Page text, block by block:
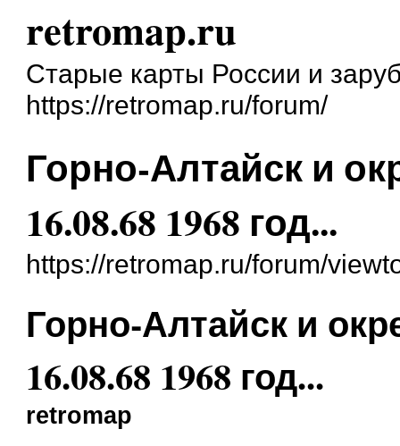
retromap.ru
Старые карты России и
https://retromap.ru/forum/
Горно-Алтайск и
16.08.68 1968 год...
https://retromap.ru/forum/
Горно-Алтайск и
16.08.68 1968 год...
retromap